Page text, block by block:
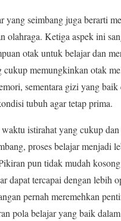
yang seimbang juga berarti
olahraga. Ketiga aspek ini
otak untuk belajar dan
memungkinkan otak
sementara gizi yang baik
tubuh agar tetap prima.
istirahat yang cukup dan
proses belajar menjadi
pun tidak mudah
dapat tercapai dengan lebih
pernah meremehkan
pola belajar yang baik